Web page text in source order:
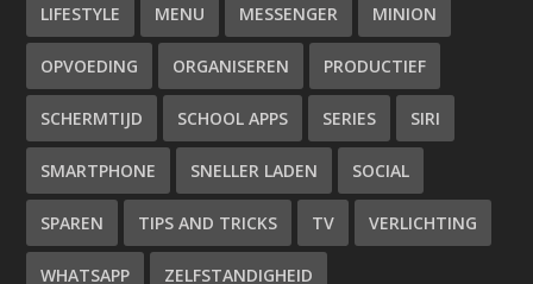
LIFESTYLE MENU MESSENGER MINION
OPVOEDING ORGANISEREN PRODUCTIEF
SCHERMTIJD SCHOOL APPS SERIES SIRI
SMARTPHONE SNELLER LADEN SOCIAL
SPAREN TIPS AND TRICKS TV VERLICHTING
WHATSAPP ZELFSTANDIGHEID